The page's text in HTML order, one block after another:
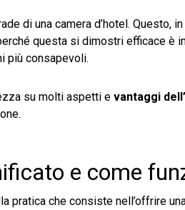
di una camera d’hotel. Questo,
questa si dimostri efficace è
più consapevoli.
su molti aspetti e vantaggi
e come
pratica che consiste nell’offrire